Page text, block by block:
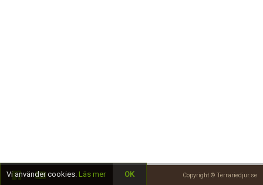
Copyright © Terrariedjur.se
Vi använder cookies. Läs mer OK